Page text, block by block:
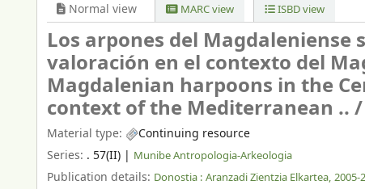
Normal view MARC view ISBD view
Los arpones del Magdaleniense
valoración en el contexto del
Magdalenian harpoons in the
context of the Mediterranean .. /
Material type:
Continuing resource
Series: . 57(II) | Munibe Antropologia-Arkeologia
Publication details: Donostia : Aranzadi Zientzia Elkartea, 2005-